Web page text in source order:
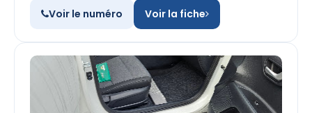
Voir le numéro Voir la fiche